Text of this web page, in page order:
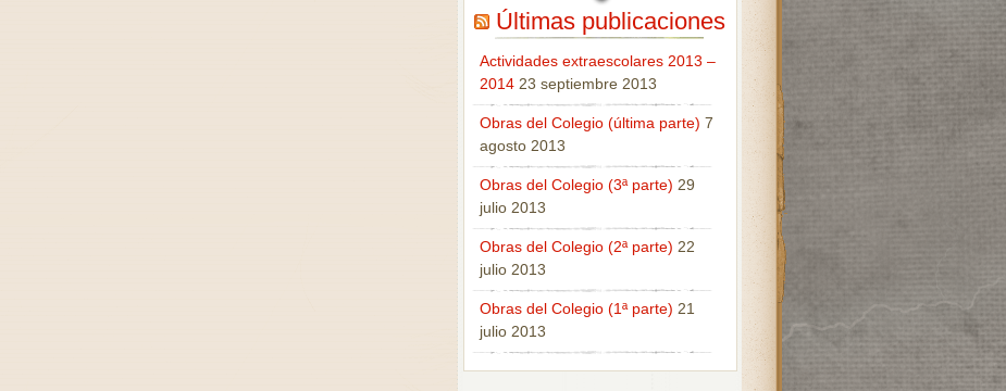
Últimas publicaciones
Actividades extraescolares 2013 –
2014 23 septiembre 2013
Obras del Colegio (última parte) 7
agosto 2013
Obras del Colegio (3ª parte) 29
julio 2013
Obras del Colegio (2ª parte) 22
julio 2013
Obras del Colegio (1ª parte) 21
julio 2013